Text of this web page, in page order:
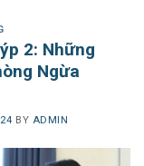
2: Những
Ngừa
BY ADMIN